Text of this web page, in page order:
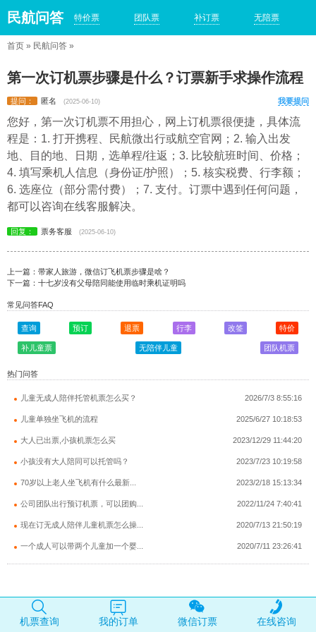
民航问答 特价票 团队票 补订票 无陪票
首页 » 民航问答 »
第一次订机票步骤是什么？订票新手求操作流程
提问： 匿名 (2025-06-10) 我要提问
您好，第一次订机票不用担心，网上订机票很便捷，具体流
程是：1. 打开携程、民航微出行或航空官网；2. 输入出发
地、目的地、日期，选单程/往返；3. 比较航班时间、价格；
4. 填写乘机人信息（身份证/护照）；5. 核实税费、行李额；
6. 选座位（部分需付费）；7. 支付。订票中遇到任何问题，
都可以咨询在线客服解决。
回复： 票务客服 (2025-06-10)
上一篇： 带家人旅游，微信订飞机票步骤是啥？
下一篇： 十七岁没有父母陪同能使用临时乘机证明吗
常见问答FAQ
查询 预订 退票 行李 改签 特价
补儿童票 无陪伴儿童 团队机票
热门问答
儿童无成人陪伴托管机票怎么买？ 2026/7/3 8:55:16
儿童单独坐飞机的流程 2025/6/27 10:18:53
大人已出票,小孩机票怎么买 2023/12/29 11:44:20
小孩没有大人陪同可以托管吗？ 2023/7/23 10:19:58
70岁以上老人坐飞机有什么最新... 2023/2/18 15:13:34
公司团队出行预订机票，可以团购... 2022/11/24 7:40:41
现在订无成人陪伴儿童机票怎么操... 2020/7/13 21:50:19
一个成人可以带两个儿童加一个婴... 2020/7/11 23:26:41
机票查询 我的订单 微信订票 在线咨询